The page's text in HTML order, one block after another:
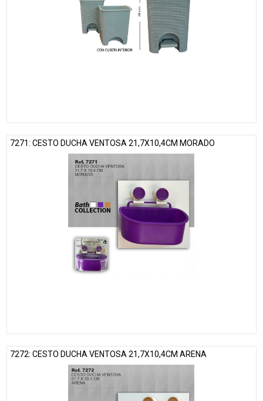
7271: CESTO DUCHA VENTOSA 21,7X10,4CM MORADO
7272: CESTO DUCHA VENTOSA 21,7X10,4CM ARENA